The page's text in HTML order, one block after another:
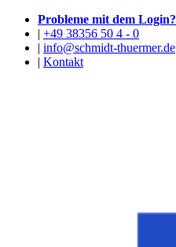
Probleme mit dem Login?
| +49 38356 50 4 - 0
| info@schmidt-thuermer.de
| Kontakt